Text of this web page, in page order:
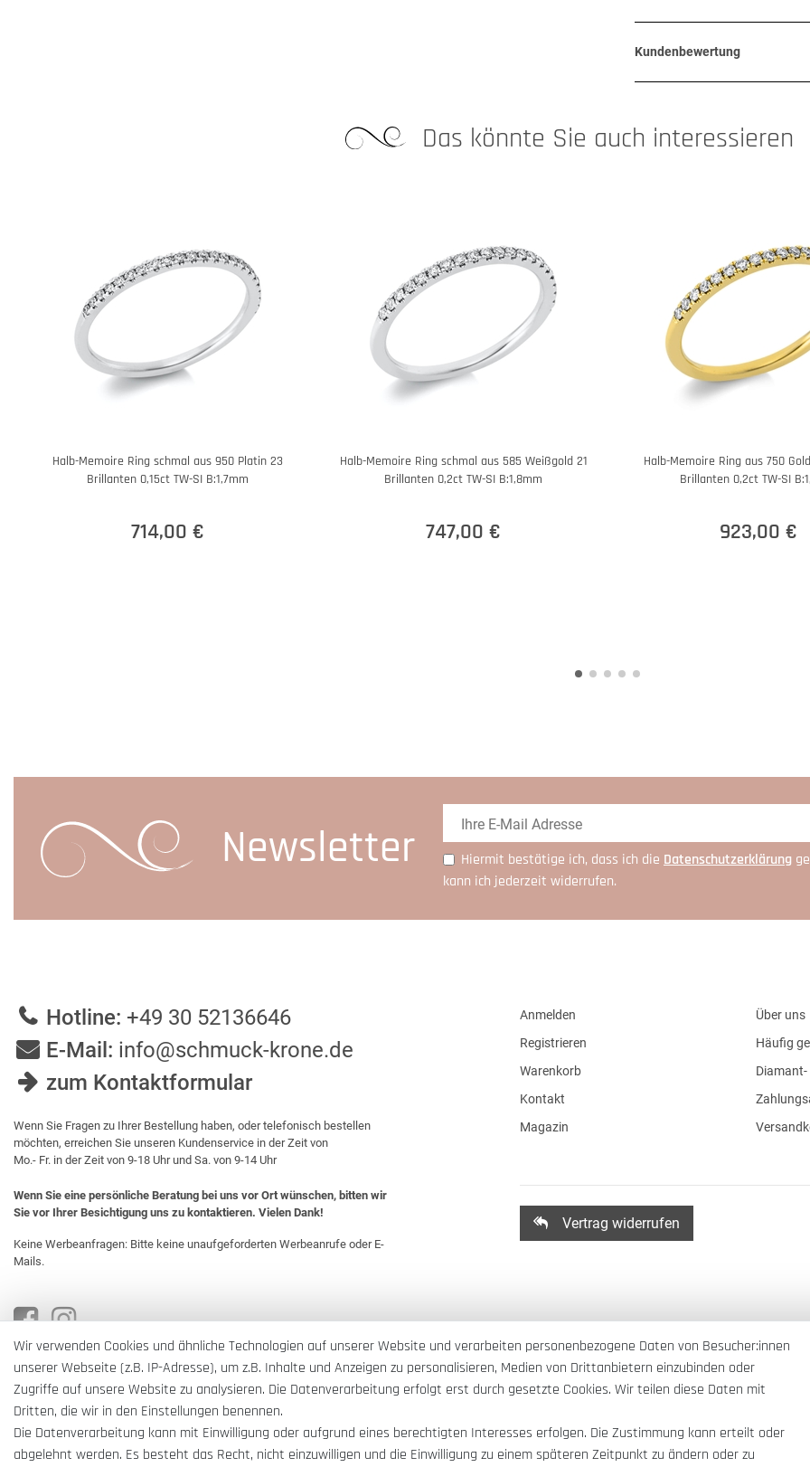
Kundenbewertung
Das könnte Sie auch interessieren
Halb-Memoire Ring schmal aus 950 Platin 23
Brillanten 0,15ct TW-SI B:1,7mm
714,00 €
Halb-Memoire Ring schmal aus 585 Weißgold 21
Brillanten 0,2ct TW-SI B:1,8mm
747,00 €
Halb-Memoire Ring aus 750
Brillanten 0,2ct TW-SI
923,00 €
Newsletter Hiermit bestätige ich, dass ich die Daten­schutz­erklärung
kann ich jederzeit widerrufen.
Hotline: +49 30 52136646
E-Mail: info@schmuck-krone.de
zum Kontaktformular
Wenn Sie Fragen zu Ihrer Bestellung haben, oder telefonisch bestellen
möchten, erreichen Sie unseren Kundenservice in der Zeit von
Mo.- Fr. in der Zeit von 9-18 Uhr und Sa. von 9-14 Uhr
Wenn Sie eine persönliche Beratung bei uns vor Ort wünschen, bitten wir
Sie vor Ihrer Besichtigung uns zu kontaktieren. Vielen Dank!
Keine Werbeanfragen: Bitte keine unaufgeforderten Werbeanrufe oder E-
Mails.
Anmelden
Registrieren
Warenkorb
Kontakt
Magazin
Über uns
Häufig
Vertrag widerrufen
Wir verwenden Cookies und ähnliche Technologien auf unserer Website und verarbeiten personenbezogene Daten von Besucher:innen
unserer Webseite (z.B. IP-Adresse), um z.B. Inhalte und Anzeigen zu personalisieren, Medien von Drittanbietern einzubinden oder
Zugriffe auf unsere Website zu analysieren. Die Datenverarbeitung erfolgt erst durch gesetzte Cookies. Wir teilen diese Daten mit
Dritten, die wir in den Einstellungen benennen.
Die Datenverarbeitung kann mit Einwilligung oder aufgrund eines berechtigten Interesses erfolgen. Die Zustimmung kann erteilt oder
abgelehnt werden. Es besteht das Recht, nicht einzuwilligen und die Einwilligung zu einem späteren Zeitpunkt zu ändern oder zu